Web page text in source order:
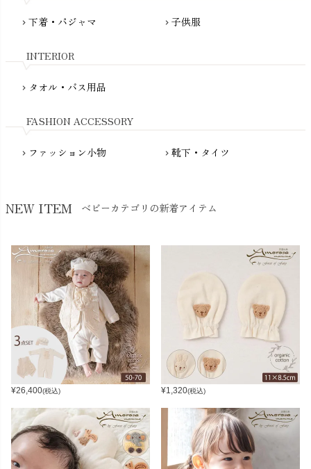
fromF（フロムエフ）
My Little Cozmo（マイリトルコズモ）
NATURAPURA（ナチュラプラ）
NewNative（ニューネイティブ）
chevron_right 下着・パジャマ chevron_right 子供服
INTERIOR
chevron_right タオル・バス用品
FASHION ACCESSORY
chevron_right ファッション小物 chevron_right 靴下・タイツ
NEW ITEM ベビーカテゴリの新着アイテム
¥26,400(税込) ¥1,320(税込)